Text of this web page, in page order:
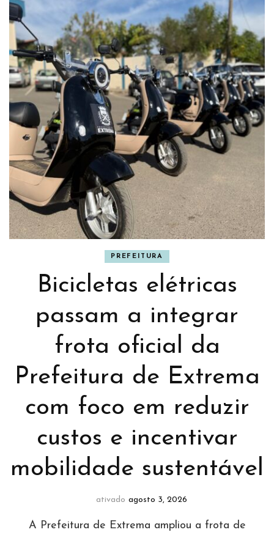
PREFEITURA
Bicicletas elétricas
passam a integrar
frota oficial da
Prefeitura de Extrema
com foco em reduzir
custos e incentivar
mobilidade sustentável
ativado agosto 3, 2026
A Prefeitura de Extrema ampliou a frota de